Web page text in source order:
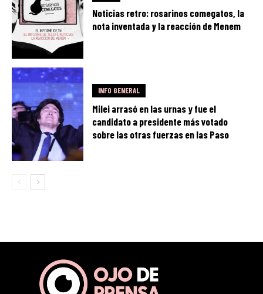
Noticias retro: rosarinos comegatos, la
nota inventada y la reacción de Menem
INFO GENERAL
Milei arrasó en las urnas y fue el
candidato a presidente más votado
sobre las otras fuerzas en las Paso